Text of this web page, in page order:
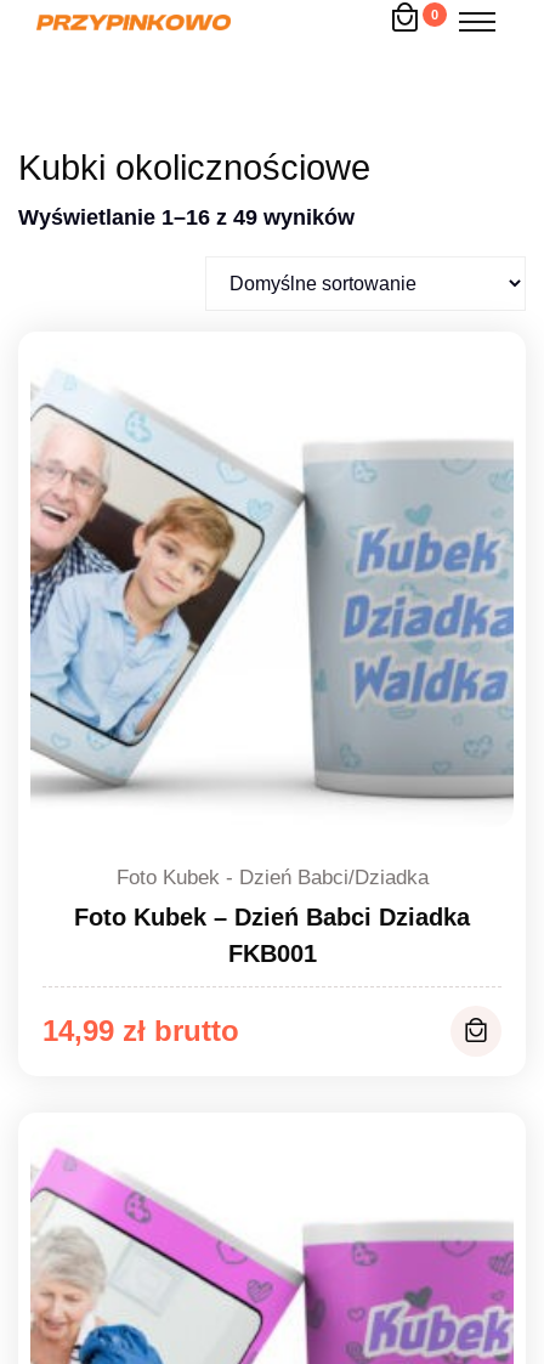
0
Kubki okolicznościowe
Wyświetlanie 1–16 z 49 wyników
Foto Kubek - Dzień Babci/Dziadka
Foto Kubek – Dzień Babci Dziadka
FKB001
14,99 zł